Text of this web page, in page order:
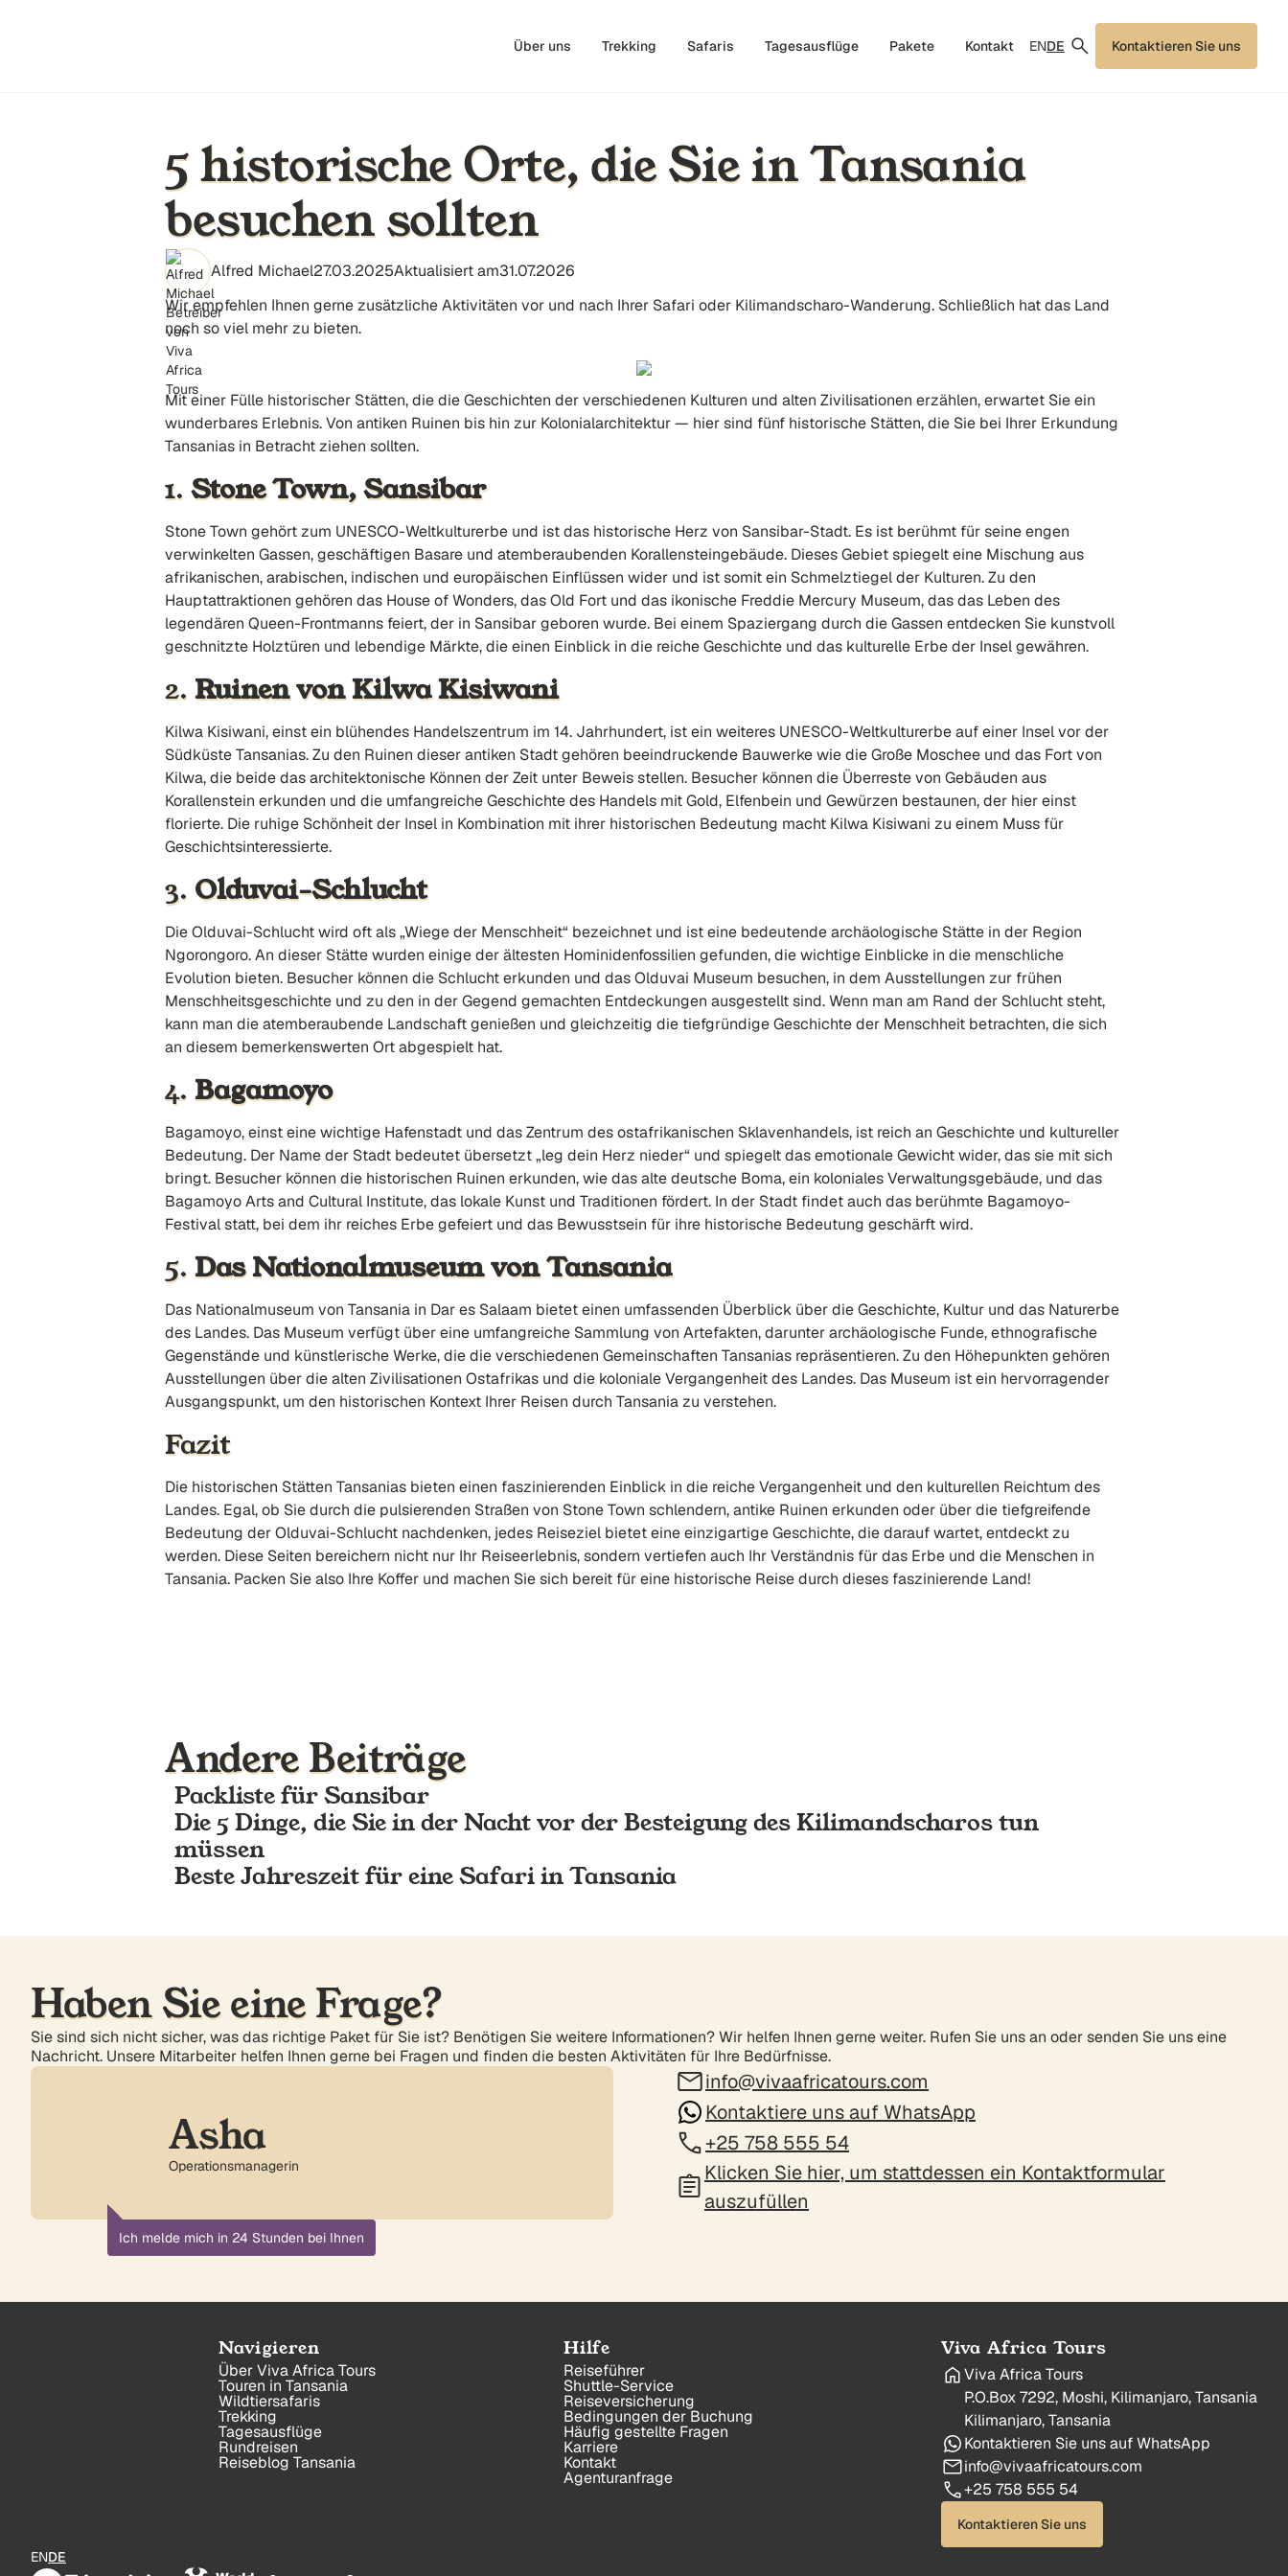
Über uns Trekking Safaris Tagesausflüge Pakete Kontakt ENDE Kontaktieren Sie uns
5 historische Orte, die Sie in Tansania
besuchen sollten
Alfred Michael27.03.2025Aktualisiert am31.07.2026
Wir empfehlen Ihnen gerne zusätzliche Aktivitäten vor und nach Ihrer Safari oder Kilimandscharo-Wanderung. Schließlich hat das Land
noch so viel mehr zu bieten.
Mit einer Fülle historischer Stätten, die die Geschichten der verschiedenen Kulturen und alten Zivilisationen erzählen, erwartet Sie ein
wunderbares Erlebnis. Von antiken Ruinen bis hin zur Kolonialarchitektur — hier sind fünf historische Stätten, die Sie bei Ihrer Erkundung
Tansanias in Betracht ziehen sollten.
1. Stone Town, Sansibar
Stone Town gehört zum UNESCO-Weltkulturerbe und ist das historische Herz von Sansibar-Stadt. Es ist berühmt für seine engen
verwinkelten Gassen, geschäftigen Basare und atemberaubenden Korallensteingebäude. Dieses Gebiet spiegelt eine Mischung aus
afrikanischen, arabischen, indischen und europäischen Einflüssen wider und ist somit ein Schmelztiegel der Kulturen. Zu den
Hauptattraktionen gehören das House of Wonders, das Old Fort und das ikonische Freddie Mercury Museum, das das Leben des
legendären Queen-Frontmanns feiert, der in Sansibar geboren wurde. Bei einem Spaziergang durch die Gassen entdecken Sie kunstvoll
geschnitzte Holztüren und lebendige Märkte, die einen Einblick in die reiche Geschichte und das kulturelle Erbe der Insel gewähren.
2. Ruinen von Kilwa Kisiwani
Kilwa Kisiwani, einst ein blühendes Handelszentrum im 14. Jahrhundert, ist ein weiteres UNESCO-Weltkulturerbe auf einer Insel vor der
Südküste Tansanias. Zu den Ruinen dieser antiken Stadt gehören beeindruckende Bauwerke wie die Große Moschee und das Fort von
Kilwa, die beide das architektonische Können der Zeit unter Beweis stellen. Besucher können die Überreste von Gebäuden aus
Korallenstein erkunden und die umfangreiche Geschichte des Handels mit Gold, Elfenbein und Gewürzen bestaunen, der hier einst
florierte. Die ruhige Schönheit der Insel in Kombination mit ihrer historischen Bedeutung macht Kilwa Kisiwani zu einem Muss für
Geschichtsinteressierte.
3. Olduvai-Schlucht
Die Olduvai-Schlucht wird oft als „Wiege der Menschheit“ bezeichnet und ist eine bedeutende archäologische Stätte in der Region
Ngorongoro. An dieser Stätte wurden einige der ältesten Hominidenfossilien gefunden, die wichtige Einblicke in die menschliche
Evolution bieten. Besucher können die Schlucht erkunden und das Olduvai Museum besuchen, in dem Ausstellungen zur frühen
Menschheitsgeschichte und zu den in der Gegend gemachten Entdeckungen ausgestellt sind. Wenn man am Rand der Schlucht steht,
kann man die atemberaubende Landschaft genießen und gleichzeitig die tiefgründige Geschichte der Menschheit betrachten, die sich
an diesem bemerkenswerten Ort abgespielt hat.
4. Bagamoyo
Bagamoyo, einst eine wichtige Hafenstadt und das Zentrum des ostafrikanischen Sklavenhandels, ist reich an Geschichte und kultureller
Bedeutung. Der Name der Stadt bedeutet übersetzt „leg dein Herz nieder“ und spiegelt das emotionale Gewicht wider, das sie mit sich
bringt. Besucher können die historischen Ruinen erkunden, wie das alte deutsche Boma, ein koloniales Verwaltungsgebäude, und das
Bagamoyo Arts and Cultural Institute, das lokale Kunst und Traditionen fördert. In der Stadt findet auch das berühmte Bagamoyo-
Festival statt, bei dem ihr reiches Erbe gefeiert und das Bewusstsein für ihre historische Bedeutung geschärft wird.
5. Das Nationalmuseum von Tansania
Das Nationalmuseum von Tansania in Dar es Salaam bietet einen umfassenden Überblick über die Geschichte, Kultur und das Naturerbe
des Landes. Das Museum verfügt über eine umfangreiche Sammlung von Artefakten, darunter archäologische Funde, ethnografische
Gegenstände und künstlerische Werke, die die verschiedenen Gemeinschaften Tansanias repräsentieren. Zu den Höhepunkten gehören
Ausstellungen über die alten Zivilisationen Ostafrikas und die koloniale Vergangenheit des Landes. Das Museum ist ein hervorragender
Ausgangspunkt, um den historischen Kontext Ihrer Reisen durch Tansania zu verstehen.
Fazit
Die historischen Stätten Tansanias bieten einen faszinierenden Einblick in die reiche Vergangenheit und den kulturellen Reichtum des
Landes. Egal, ob Sie durch die pulsierenden Straßen von Stone Town schlendern, antike Ruinen erkunden oder über die tiefgreifende
Bedeutung der Olduvai-Schlucht nachdenken, jedes Reiseziel bietet eine einzigartige Geschichte, die darauf wartet, entdeckt zu
werden. Diese Seiten bereichern nicht nur Ihr Reiseerlebnis, sondern vertiefen auch Ihr Verständnis für das Erbe und die Menschen in
Tansania. Packen Sie also Ihre Koffer und machen Sie sich bereit für eine historische Reise durch dieses faszinierende Land!
Andere Beiträge
Packliste für Sansibar
Die 5 Dinge, die Sie in der Nacht vor der Besteigung des Kilimandscharos tun
müssen
Beste Jahreszeit für eine Safari in Tansania
Haben Sie eine Frage?
Sie sind sich nicht sicher, was das richtige Paket für Sie ist? Benötigen Sie weitere Informationen? Wir helfen Ihnen gerne weiter. Rufen Sie uns an oder senden Sie uns eine
Nachricht. Unsere Mitarbeiter helfen Ihnen gerne bei Fragen und finden die besten Aktivitäten für Ihre Bedürfnisse.
Asha
Operationsmanagerin
Ich melde mich in 24 Stunden bei Ihnen
info@vivaafricatours.com
Kontaktiere uns auf WhatsApp
+25 758 555 54
Klicken Sie hier, um stattdessen ein Kontaktformular
auszufüllen
Navigieren
Über Viva Africa Tours
Touren in Tansania
Wildtiersafaris
Trekking
Tagesausflüge
Rundreisen
Reiseblog Tansania
Hilfe
Reiseführer
Shuttle-Service
Reiseversicherung
Bedingungen der Buchung
Häufig gestellte Fragen
Karriere
Kontakt
Agenturanfrage
Viva Africa Tours
Viva Africa Tours
P.O.Box 7292, Moshi, Kilimanjaro, Tansania
Kilimanjaro, Tansania
Kontaktieren Sie uns auf WhatsApp
info@vivaafricatours.com
+25 758 555 54
Kontaktieren Sie uns
ENDE